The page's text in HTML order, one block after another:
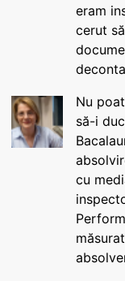
eram
cerut
Nu
să-i
cu